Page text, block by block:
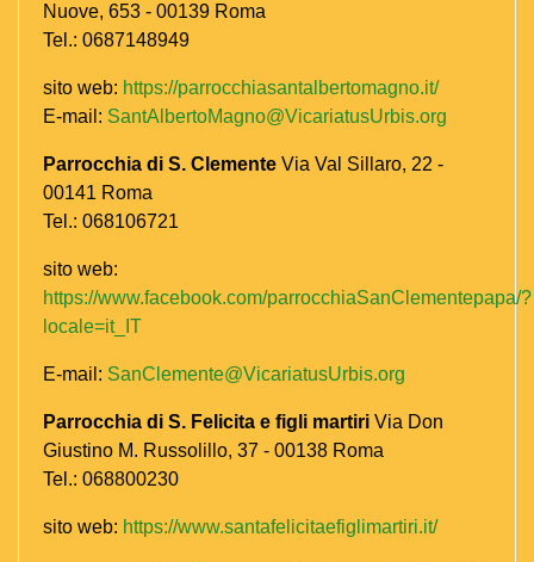
Nuove, 653 - 00139 Roma
Tel.: 0687148949
sito web: https://parrocchiasantalbertomagno.it/
E-mail: SantAlbertoMagno@VicariatusUrbis.org
Parrocchia di S. Clemente Via Val Sillaro, 22 -
00141 Roma
Tel.: 068106721
sito web:
https://www.facebook.com/parrocchiaSanClementepapa/?
locale=it_IT
E-mail: SanClemente@VicariatusUrbis.org
Parrocchia di S. Felicita e figli martiri Via Don
Giustino M. Russolillo, 37 - 00138 Roma
Tel.: 068800230
sito web: https://www.santafelicitaefiglimartiri.it/